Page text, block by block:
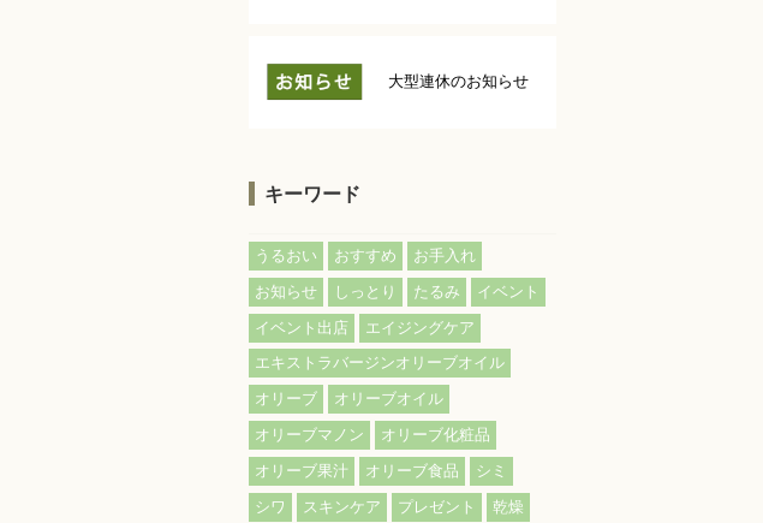
大型連休のお知らせ
キーワード
うるおい おすすめ
お手入れ
お知らせ
しっとり たるみ
イベント
イベント出店
エイジングケア
エキストラバージンオリーブオイル
オリーブ
オリーブオイル
オリーブマノン
オリーブ化粧品
オリーブ果汁
オリーブ食品
シミ
シワ
スキンケア プレゼント
乾燥